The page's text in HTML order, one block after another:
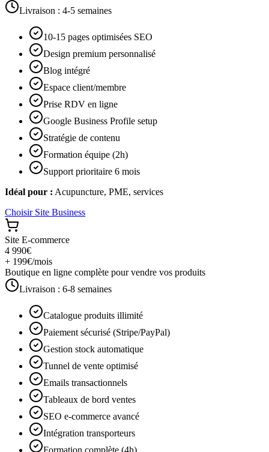
Livraison : 4-5 semaines
10-15 pages optimisées SEO
Design premium personnalisé
Blog intégré
Espace client/membre
Prise RDV en ligne
Google Business Profile setup
Stratégie de contenu
Formation équipe (2h)
Support prioritaire 6 mois
Idéal pour : Acupuncture, PME, services
Choisir Site Business
Site E-commerce
4 990€
+ 199€/mois
Boutique en ligne complète pour vendre vos produits
Livraison : 6-8 semaines
Catalogue produits illimité
Paiement sécurisé (Stripe/PayPal)
Gestion stock automatique
Tunnel de vente optimisé
Emails transactionnels
Tableaux de bord ventes
SEO e-commerce avancé
Intégration transporteurs
Formation complète (4h)